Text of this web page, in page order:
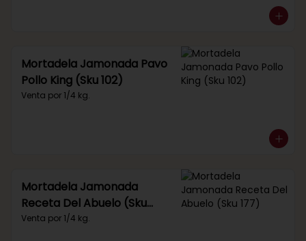
Mortadela Jamonada Pavo
Pollo King (Sku 102)
Venta por 1/4 kg.
Mortadela Jamonada
Receta Del Abuelo (Sku
177)
Venta por 1/4 kg.